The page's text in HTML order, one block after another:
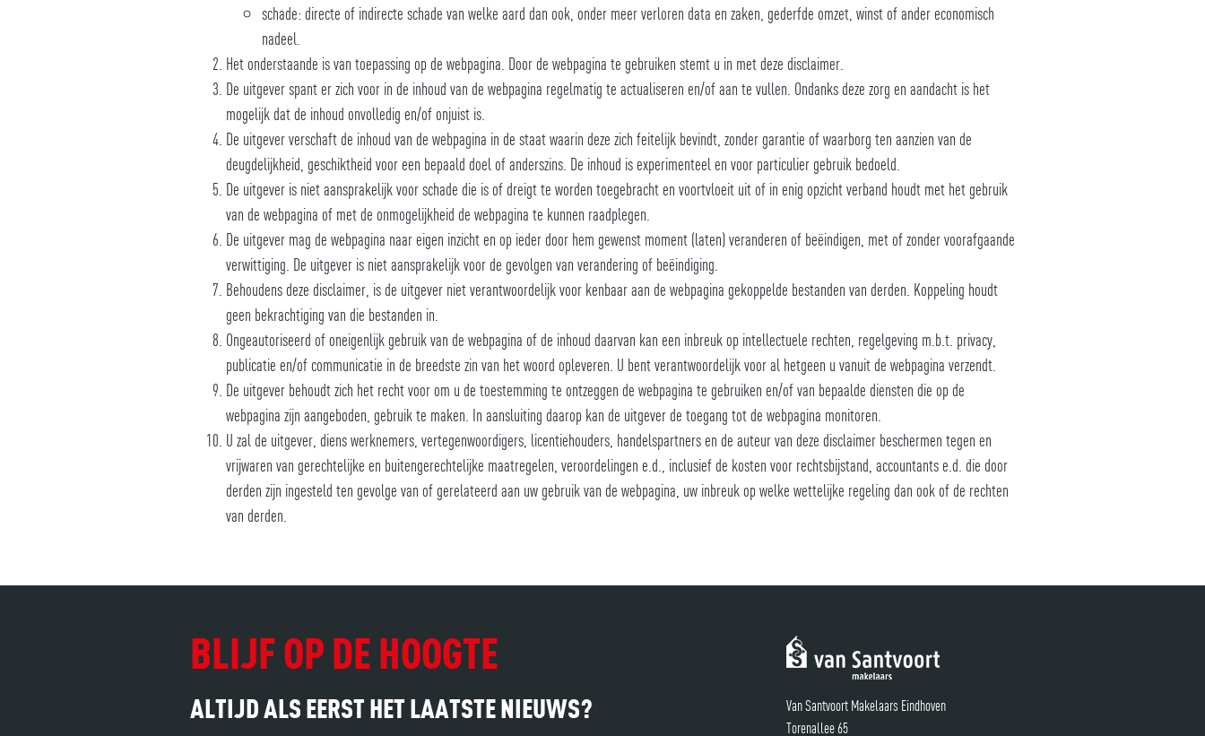
schade: directe of indirecte schade van welke aard dan ook, onder meer verloren data en zaken, gederfde omzet, winst of ander economisch
nadeel.
Het onderstaande is van toepassing op de webpagina. Door de webpagina te gebruiken stemt u in met deze disclaimer.
De uitgever spant er zich voor in de inhoud van de webpagina regelmatig te actualiseren en/of aan te vullen. Ondanks deze zorg en aandacht is het
mogelijk dat de inhoud onvolledig en/of onjuist is.
De uitgever verschaft de inhoud van de webpagina in de staat waarin deze zich feitelijk bevindt, zonder garantie of waarborg ten aanzien van de
deugdelijkheid, geschiktheid voor een bepaald doel of anderszins. De inhoud is experimenteel en voor particulier gebruik bedoeld.
De uitgever is niet aansprakelijk voor schade die is of dreigt te worden toegebracht en voortvloeit uit of in enig opzicht verband houdt met het gebruik
van de webpagina of met de onmogelijkheid de webpagina te kunnen raadplegen.
De uitgever mag de webpagina naar eigen inzicht en op ieder door hem gewenst moment (laten) veranderen of beëindigen, met of zonder voorafgaande
verwittiging. De uitgever is niet aansprakelijk voor de gevolgen van verandering of beëindiging.
Behoudens deze disclaimer, is de uitgever niet verantwoordelijk voor kenbaar aan de webpagina gekoppelde bestanden van derden. Koppeling houdt
geen bekrachtiging van die bestanden in.
Ongeautoriseerd of oneigenlijk gebruik van de webpagina of de inhoud daarvan kan een inbreuk op intellectuele rechten, regelgeving m.b.t. privacy,
publicatie en/of communicatie in de breedste zin van het woord opleveren. U bent verantwoordelijk voor al hetgeen u vanuit de webpagina verzendt.
De uitgever behoudt zich het recht voor om u de toestemming te ontzeggen de webpagina te gebruiken en/of van bepaalde diensten die op de
webpagina zijn aangeboden, gebruik te maken. In aansluiting daarop kan de uitgever de toegang tot de webpagina monitoren.
U zal de uitgever, diens werknemers, vertegenwoordigers, licentiehouders, handelspartners en de auteur van deze disclaimer beschermen tegen en
vrijwaren van gerechtelijke en buitengerechtelijke maatregelen, veroordelingen e.d., inclusief de kosten voor rechtsbijstand, accountants e.d. die door
derden zijn ingesteld ten gevolge van of gerelateerd aan uw gebruik van de webpagina, uw inbreuk op welke wettelijke regeling dan ook of de rechten
van derden.
BLIJF OP DE HOOGTE
ALTIJD ALS EERST HET LAATSTE NIEUWS?
Van Santvoort Makelaars Eindhoven
Torenallee 65